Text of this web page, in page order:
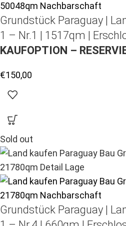
Grundstück Paraguay |
1 – Nr.1 | 1517qm |
KAUFOPTION –
€150,00
Sold out
Grundstück Paraguay |